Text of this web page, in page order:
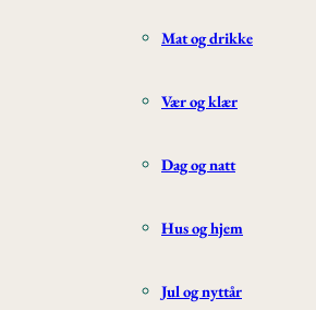
Mat og drikke
Vær og klær
Dag og natt
Hus og hjem
Jul og nyttår